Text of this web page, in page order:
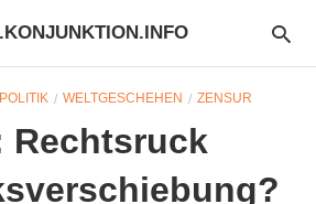
POLITIK WELTGESCHEHEN ZENSUR
Rechtsruck